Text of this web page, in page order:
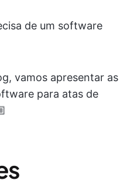
de um software
vamos apresentar as
para atas de